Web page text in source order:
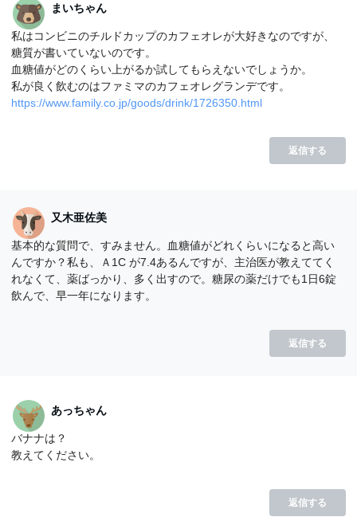
まいちゃん
私はコンビニのチルドカップのカフェオレが大好きなのですが、
糖質が書いていないのです。
血糖値がどのくらい上がるか試してもらえないでしょうか。
私が良く飲むのはファミマのカフェオレグランデです。
https://www.family.co.jp/goods/drink/1726350.html
返信する
又木亜佐美
基本的な質問で、すみません。血糖値がどれくらいになると高い
んですか？私も、Ａ1C が7.4あるんですが、主治医が教えててく
れなくて、薬ばっかり、多く出すので。糖尿の薬だけでも1日6錠
飲んで、早一年になります。
返信する
あっちゃん
バナナは？
教えてください。
返信する